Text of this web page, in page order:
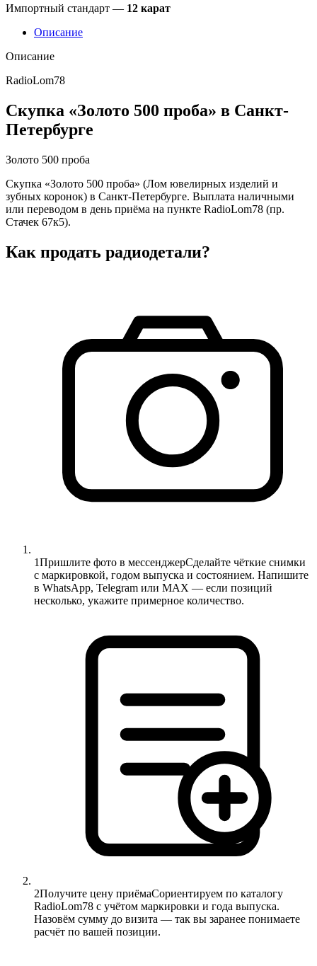
Импортный стандарт — 12 карат
Описание
Описание
RadioLom78
Скупка «Золото 500 проба» в Санкт-
Петербурге
Золото 500 проба
Скупка «Золото 500 проба» (Лом ювелирных изделий и
зубных коронок) в Санкт-Петербурге. Выплата наличными
или переводом в день приёма на пункте RadioLom78 (пр.
Стачек 67к5).
Как продать радиодетали?
1Пришлите фото в мессенджерСделайте чёткие снимки
с маркировкой, годом выпуска и состоянием. Напишите
в WhatsApp, Telegram или MAX — если позиций
несколько, укажите примерное количество.
2Получите цену приёмаСориентируем по каталогу
RadioLom78 с учётом маркировки и года выпуска.
Назовём сумму до визита — так вы заранее понимаете
расчёт по вашей позиции.